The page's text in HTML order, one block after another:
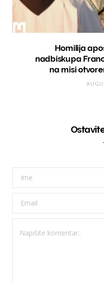
Homilija
nadbiskupa
na misi